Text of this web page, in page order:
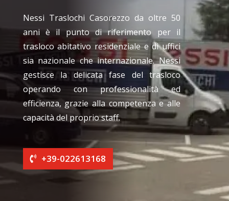
Nessi Traslochi Casorezzo da oltre 50
anni è il punto di riferimento per il
trasloco abitativo residenziale e di uffici
sia nazionale che internazionale. Nessi
gestisce la delicata fase del trasloco
operando con professionalità ed
efficienza, grazie alla competenza e alle
capacità del proprio staff.
+39-022613168